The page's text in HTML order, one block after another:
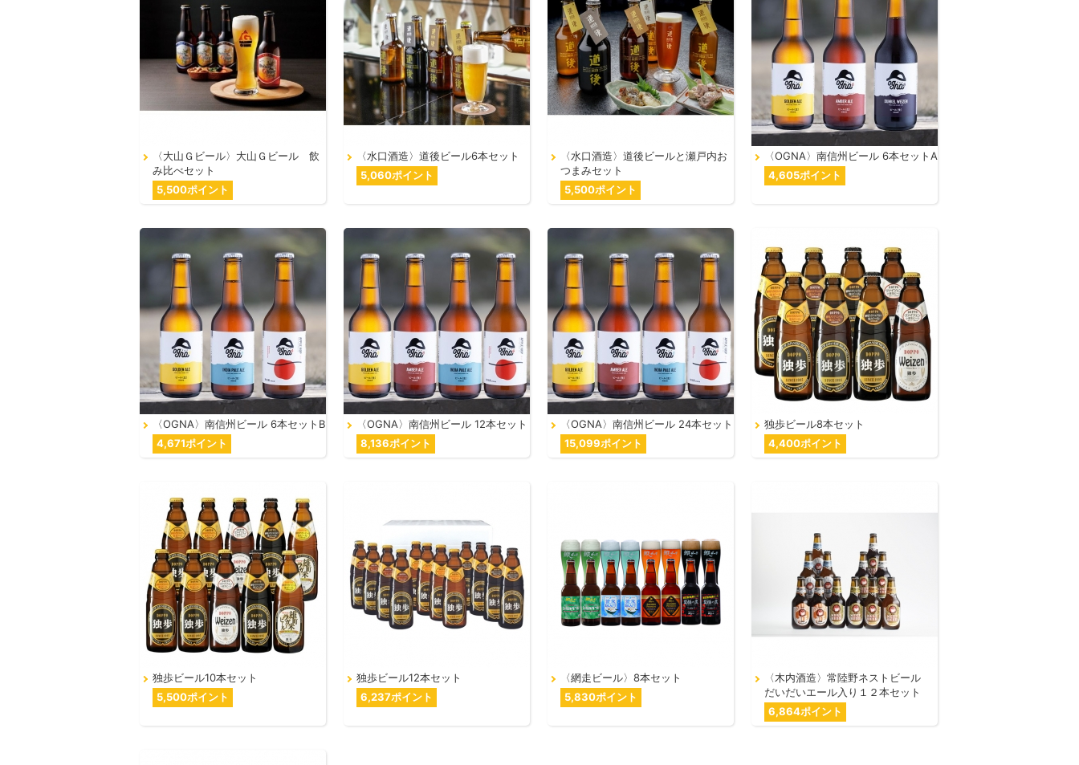
〈大山Ｇビール〉大山Ｇビール 飲
み比べセット
5,500ポイント
〈水口酒造〉道後ビール6本セット
5,060ポイント
〈水口酒造〉道後ビールと瀬戸内お
つまみセット
5,500ポイント
〈OGNA〉南信州ビール 6本セットA
4,605ポイント
〈OGNA〉南信州ビール 6本セットB
4,671ポイント
〈OGNA〉南信州ビール 12本セット
8,136ポイント
〈OGNA〉南信州ビール 24本セット
15,099ポイント
独歩ビール8本セット
4,400ポイント
独歩ビール10本セット
5,500ポイント
独歩ビール12本セット
6,237ポイント
〈網走ビール〉8本セット
5,830ポイント
〈木内酒造〉常陸野ネストビール
だいだいエール入り１２本セット
6,864ポイント